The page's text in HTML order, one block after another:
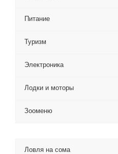
Питание
Туризм
Электроника
Лодки и моторы
Зооменю
Ловля на сома